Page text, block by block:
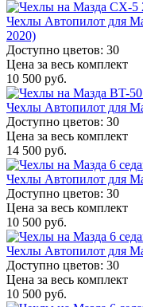
Чехлы Автопилот для
2020)
Доступно цветов: 30
Цена за весь комплект
10 500 руб.
Чехлы Автопилот для
Доступно цветов: 30
Цена за весь комплект
14 500 руб.
Чехлы Автопилот для
Доступно цветов: 30
Цена за весь комплект
10 500 руб.
Чехлы Автопилот для
Доступно цветов: 30
Цена за весь комплект
10 500 руб.